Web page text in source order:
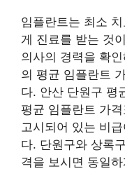
임플란트는 최소
게 진료를 받는 것
의사의 경력을 확
의 평균 임플란트
다. 안산 단원구 평
평균 임플란트 가
고시되어 있는 비
다. 단원구와 상록
격을 보시면 동일